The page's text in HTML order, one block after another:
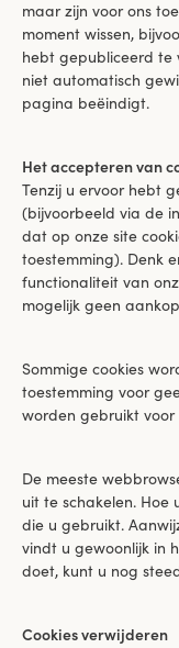
maar zijn voor ons
moment wissen,
hebt gepubliceerd te
niet automatisch
pagina beëindigt.
Het accepteren van
Tenzij u ervoor hebt
(bijvoorbeeld via de
dat op onze site
toestemming). Denk
functionaliteit van
mogelijk geen
Sommige cookies
toestemming voor
worden gebruikt voor
De meeste
uit te schakelen.
die u gebruikt.
vindt u gewoonlijk in
doet, kunt u nog
Cookies verwijderen